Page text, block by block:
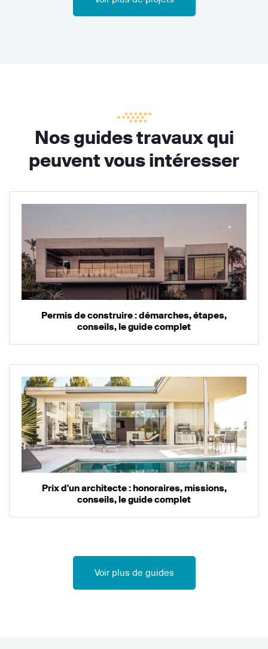
Nos guides travaux qui
peuvent vous intéresser
Permis de construire : démarches, étapes,
conseils, le guide complet
Prix d'un architecte : honoraires, missions,
conseils, le guide complet
Voir plus de guides